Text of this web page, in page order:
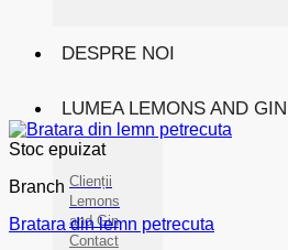
DESPRE NOI
LUMEA LEMONS AND GIN
Clienții
Lemons
and Gin
Contact
Stoc epuizat
Branch
Bratara din lemn petrecuta